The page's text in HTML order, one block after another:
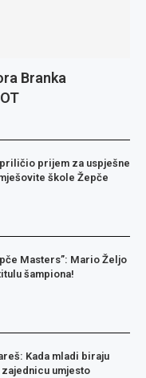
Branka
prijem za uspješne
škole Žepče
Masters”: Mario Željo
šampiona!
Kada mladi biraju
umjesto